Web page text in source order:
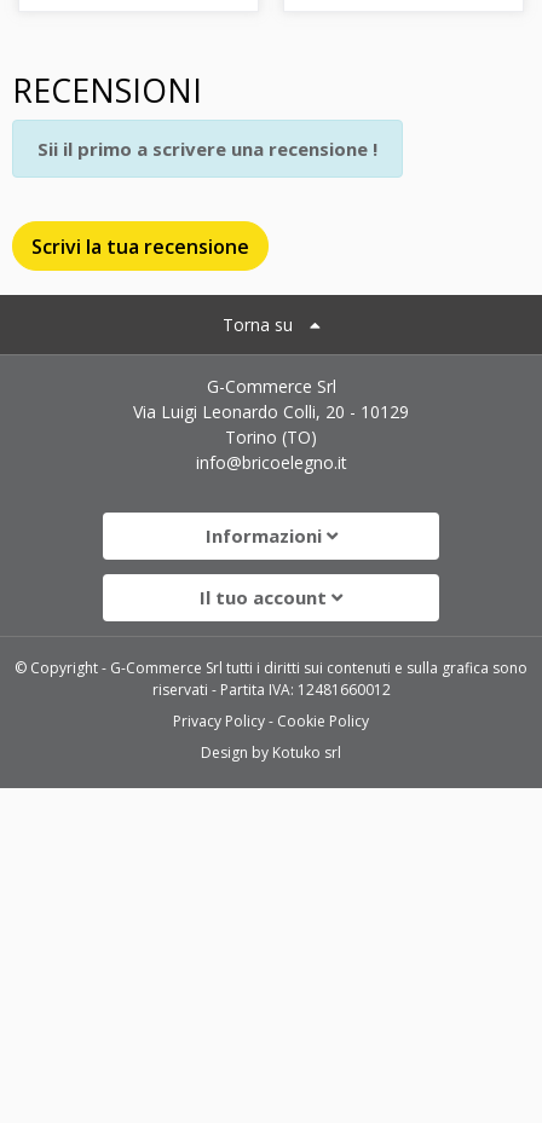
RECENSIONI
Scrivi la tua recensione
Sii il primo a scrivere una recensione !
Torna su
G-Commerce Srl
Via Luigi Leonardo Colli, 20 - 10129
Torino (TO)
info@bricoelegno.it
Informazioni
Il tuo account
© Copyright - G-Commerce Srl tutti i diritti sui contenuti e sulla grafica sono
riservati - Partita IVA: 12481660012
Privacy Policy
Cookie Policy
Design by Kotuko srl